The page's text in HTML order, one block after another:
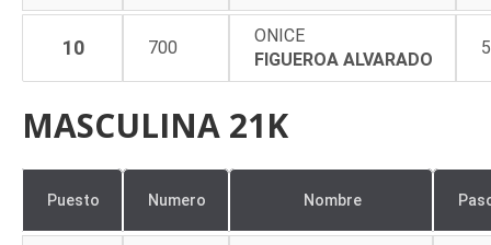
10 700
ONICE
FIGUEROA ALVARADO
MASCULINA 21K
Puesto Numero Nombre